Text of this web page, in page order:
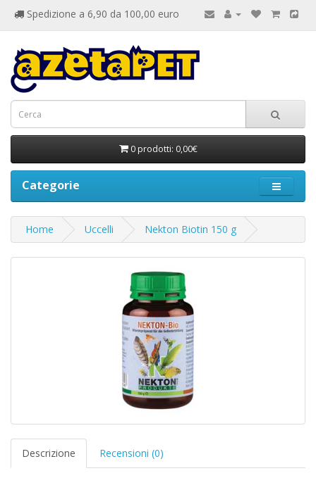
Spedizione a 6,90 da 100,00 euro
0 prodotti: 0,00€
Categorie
Home Uccelli Nekton Biotin 150 g
Descrizione Recensioni (0)